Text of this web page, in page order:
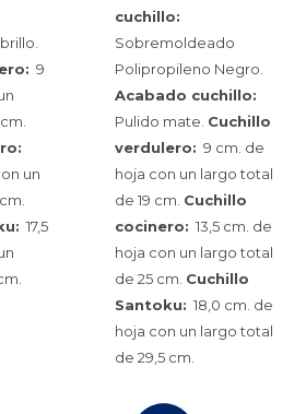
9
un
17,5
cuchillo:
Sobremoldeado
Polipropileno Negro.
Acabado cuchillo:
Pulido mate. Cuchillo
verdulero: 9 cm. de
hoja con un largo total
de 19 cm. Cuchillo
cocinero: 13,5 cm. de
hoja con un largo total
de 25 cm. Cuchillo
Santoku: 18,0 cm. de
hoja con un largo total
de 29,5 cm.